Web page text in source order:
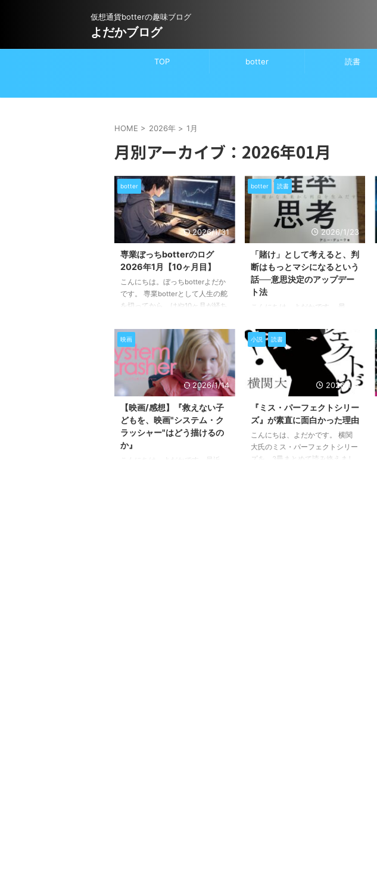
仮想通貨botterの趣味ブログ
よだかブログ
TOP botter 読書
HOME > 2026年 > 1月
月別アーカイブ：2026年01月
botter
2026/1/31
専業ぼっちbotterのログ
2026年1月【10ヶ月目】
こんにちは。ぼっちbotterよだか
です。 専業botterとして人生の舵
を切ってから、はや10ヶ月が経ち
り、そして殴られ続ける毎日を送
っています。 このブログは、bot
の収益や技術の話を発信すること
が主目的ではないので、今月も私
がやっていたことや、そこから考
えたことを、いつも通り書いてい
きます。
仮想通貨botそのもの
に興味がある方は、私が書いてい
るクリプトブログの方を読んでみ
てください。記事の終盤にもリン
クを貼っておきます。 先月のま
とめはこちら↓ Ⅰ．1月の目標と ...
botter 読書
2026/1/23
「賭け」として考えると、判
断はもっとマシになるという
話──意思決定のアップデー
ト法
こんにちは、よだかです。 最
ク著）」という本を読みました。
良著でした。 本書の内容を一言
でまとめるなら、「意思決定の質
を上げるための指南書」です。意
思決定を結果と切り離して評価す
ることの大切さを説明するのが本
書の趣旨ですが、私はこれまで、
結果（勝ち負け）に引きずられす
ぎて、意思決定そのものをきちん
と評価できていなかったことに気
づかされました。 日頃から仮想
映画
2026/1/14
【映画/感想】『救えない子
どもを、映画"システム・ク
ラッシャー"はどう描けるの
か』
こんにちは。よだかです。最近
小説 読書
2026/1/5
『ミス・パーフェクトシリー
ズ』が素直に面白かった理由
こんにちは、よだかです。 横関
大氏のミス・パーフェクトシリー
ズを、3冊まとめて読み終えまし